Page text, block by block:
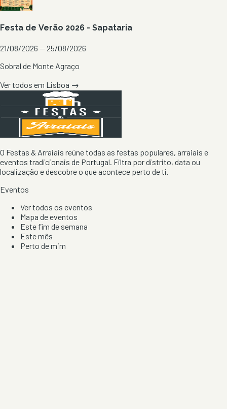
Festa de Verão 2026 - Sapataria
21/08/2026 — 25/08/2026
Sobral de Monte Agraço
Ver todos em Lisboa →
O Festas & Arraiais reúne todas as festas populares, arraiais e
eventos tradicionais de Portugal. Filtra por distrito, data ou
localização e descobre o que acontece perto de ti.
Eventos
Ver todos os eventos
Mapa de eventos
Este fim de semana
Este mês
Perto de mim